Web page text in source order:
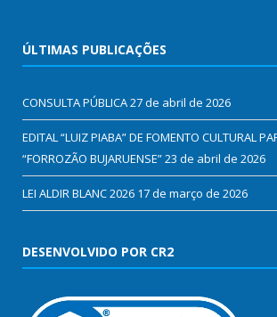
ÚLTIMAS PUBLICAÇÕES
CONSULTA PÚBLICA27 de abril de 2026
EDITAL “LUIZ PIABA” DE FOMENTO CULTURAL
“FORROZÃO BUJARUENSE”23 de abril de 2026
LEI ALDIR BLANC 2026 17 de março de 2026
DESENVOLVIDO POR CR2